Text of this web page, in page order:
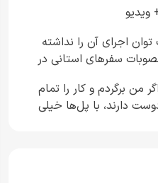
ویدیو
اجرای آن را نداشته
سفرهای استانی در
عکس
من برگردم و کار را تمام
دارند، با پل‌ها خیلی